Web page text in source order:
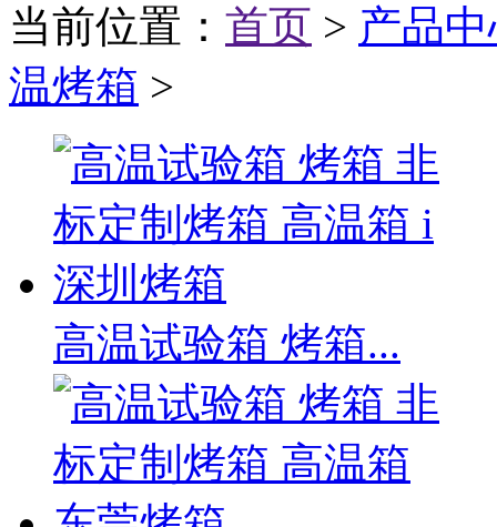
当前位置： 首页 > 产品
温烤箱 >
高温试验箱 烤箱...